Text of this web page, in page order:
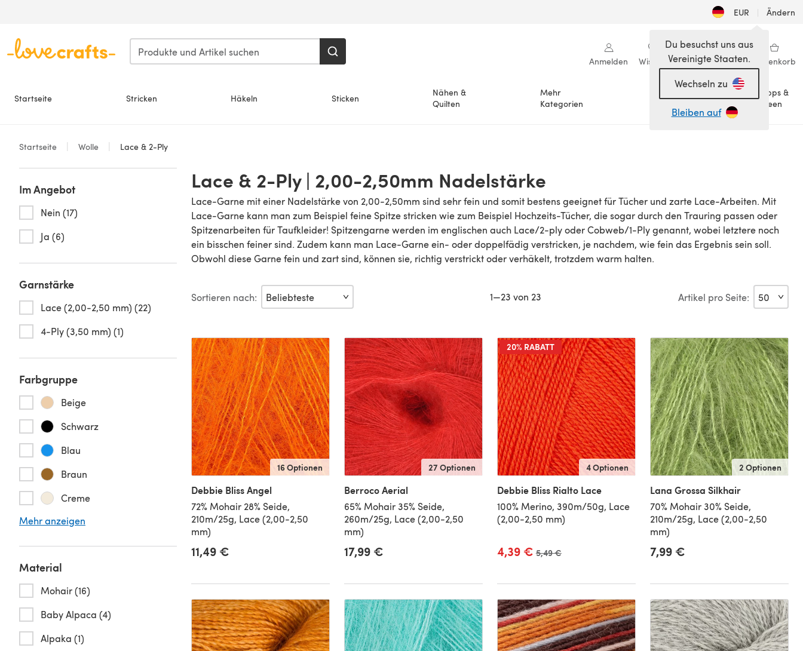
EUR | Ändern
Anmelden Wishlist Meine Bibliothek Warenkorb
Startseite Stricken Häkeln Sticken
Nähen &
Quilten
Mehr
Kategorien
Anlässe
Tipps &
Ideen
Du besuchst uns aus
Vereinigte Staaten.
Wechseln zu
Bleiben auf
Startseite Wolle Lace & 2-Ply
Im Angebot
Nein (17)
Ja (6)
Garnstärke
Lace (2,00-2,50 mm) (22)
4-Ply (3,50 mm) (1)
Farbgruppe
Beige
Schwarz
Blau
Braun
Creme
Mehr anzeigen
Material
Mohair (16)
Baby Alpaca (4)
Alpaka (1)
Lace & 2-Ply | 2,00-2,50mm Nadelstärke
Lace-Garne mit einer Nadelstärke von 2,00-2,50mm sind sehr fein und somit bestens geeignet für Tücher und zarte Lace-Arbeiten. Mit
Lace-Garne kann man zum Beispiel feine Spitze stricken wie zum Beispiel Hochzeits-Tücher, die sogar durch den Trauring passen oder
Spitzenarbeiten für Taufkleider! Spitzengarne werden im englischen auch Lace/2-ply oder Cobweb/1-Ply genannt, wobei letztere noch
ein bisschen feiner sind. Zudem kann man Lace-Garne ein- oder doppelfädig verstricken, je nachdem, wie fein das Ergebnis sein soll.
Obwohl diese Garne fein und zart sind, können sie, richtig verstrickt oder verhäkelt, trotzdem warm halten.
Sortieren nach: 1—23 von 23 Artikel pro Seite:
16 Optionen
Debbie Bliss Angel
72% Mohair 28% Seide,
210m/25g, Lace (2,00-2,50
mm)
11,49 €
27 Optionen
Berroco Aerial
65% Mohair 35% Seide,
260m/25g, Lace (2,00-2,50
mm)
17,99 €
20% RABATT
4 Optionen
Debbie Bliss Rialto Lace
100% Merino, 390m/50g, Lace
(2,00-2,50 mm)
4,39 € Alter Preis
5,49 €
2 Optionen
Lana Grossa Silkhair
70% Mohair 30% Seide,
210m/25g, Lace (2,00-2,50
mm)
7,99 €